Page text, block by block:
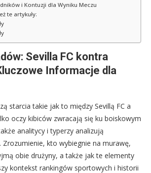
i Kontuzji dla Wyniku Meczu
te artykuły:
Sevilla FC kontra
Informacje dla
starcia takie jak to między Sevillą FC a
oczy kibiców zwracają się ku boiskowym
analitycy i typerzy analizują
Zrozumienie, kto wybiegnie na murawę,
obie drużyny, a także jak te elementy
kontekst rankingów sportowych i historii